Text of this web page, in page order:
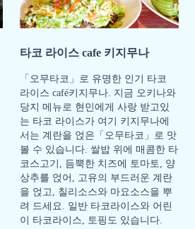
타코 라이스 cafe 키지무나
「오무타코」로 유명한 인기 타코
라이스 café키지무나. 지금 오키나와
당지 메뉴로 현민에게 사랑 받고있
는 타코 라이스가 여기 키지무나에
서는 계란을 얹은「오무타코」로 맛
볼 수 있습니다. 쌀밥 위에 매콤한 타
코스고기, 듬뿍한 치즈에 토마토, 양
상추를 얹어, 고유의 부드러운 계란
을 얹고, 칠리소스와 마요소스을 뿌
려 드세요. 일반 타코라이스와 어린
이 타코라이스, 토핑도 있습니다.